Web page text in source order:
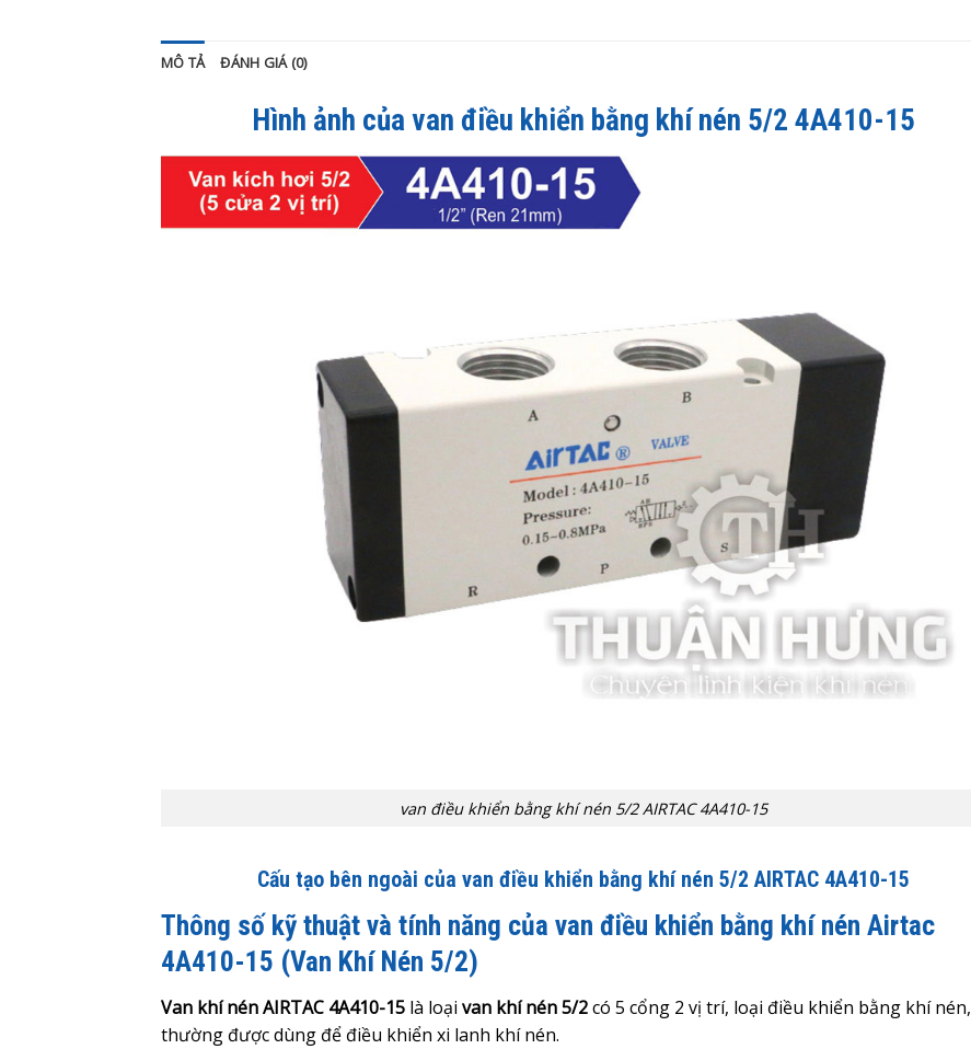
MÔ TẢ ĐÁNH GIÁ (0)
Hình ảnh củavan điều khiển bằng khí nén 5/2 4A410-15
van điều khiển bằng khí nén 5/2 AIRTAC 4A410-15
Cấu tạo bên ngoài của van điều khiển bằng khí nén 5/2 AIRTAC 4A410-15
Thông số kỹ thuật và tính năng của van điều khiển bằng khí nén Airtac
4A410-15 (Van Khí Nén 5/2)
Van khí nén AIRTAC 4A410-15 là loại van khí nén 5/2có 5 cổng 2 vị trí, loại điều khiển bằng khí nén,
thường được dùng để điều khiển xi lanh khí nén.